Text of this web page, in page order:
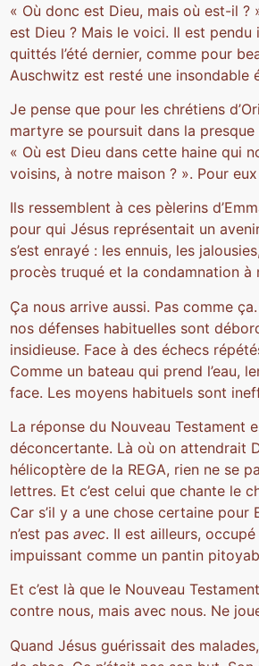
« Où donc est Dieu, mais où est-il ?
est Dieu ? Mais le voici. Il est
quittés l’été dernier, comme pour
Auschwitz est resté une insondable
Je pense que pour les chrétiens
martyre se poursuit dans la
« Où est Dieu dans cette haine qui
voisins, à notre maison ? ». Pour
Ils ressemblent à ces pèlerins
pour qui Jésus représentait un
s’est enrayé : les ennuis, les
procès truqué et la condamnation à
Ça nous arrive aussi. Pas comme
nos défenses habituelles sont
insidieuse. Face à des échecs
Comme un bateau qui prend l’eau,
face. Les moyens habituels sont
La réponse du Nouveau Testament
déconcertante. Là où on attendrait
hélicoptère de la REGA, rien ne se
lettres. Et c’est celui que chante le
Car s’il y a une chose certaine pour
n’est pas avec. Il est ailleurs,
impuissant comme un pantin
Et c’est là que le Nouveau
contre nous, mais avec nous. Ne
Quand Jésus guérissait des